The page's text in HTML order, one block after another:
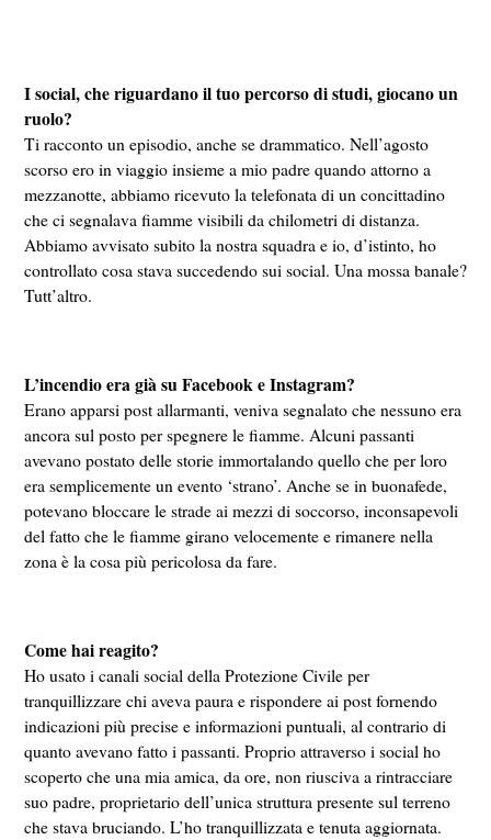
I social, che riguardano il tuo percorso di studi, giocano un
ruolo?
Ti racconto un episodio, anche se drammatico. Nell’agosto
scorso ero in viaggio insieme a mio padre quando attorno a
mezzanotte, abbiamo ricevuto la telefonata di un concittadino
che ci segnalava fiamme visibili da chilometri di distanza.
Abbiamo avvisato subito la nostra squadra e io, d’istinto, ho
controllato cosa stava succedendo sui social. Una mossa banale?
Tutt’altro.
L’incendio era già su Facebook e Instagram?
Erano apparsi post allarmanti, veniva segnalato che nessuno era
ancora sul posto per spegnere le fiamme. Alcuni passanti
avevano postato delle storie immortalando quello che per loro
era semplicemente un evento ‘strano’. Anche se in buonafede,
potevano bloccare le strade ai mezzi di soccorso, inconsapevoli
del fatto che le fiamme girano velocemente e rimanere nella
zona è la cosa più pericolosa da fare.
Come hai reagito?
Ho usato i canali social della Protezione Civile per
tranquillizzare chi aveva paura e rispondere ai post fornendo
indicazioni più precise e informazioni puntuali, al contrario di
quanto avevano fatto i passanti. Proprio attraverso i social ho
scoperto che una mia amica, da ore, non riusciva a rintracciare
suo padre, proprietario dell’unica struttura presente sul terreno
che stava bruciando. L’ho tranquillizzata e tenuta aggiornata.